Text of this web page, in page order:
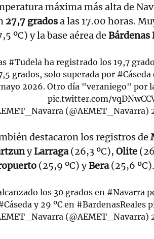
máxima más alta de
27,7 gradosa las 17.00 horas.
ºC) y la base aérea de Bárdenas
#Tudela ha registrado los 19,7
grados, solo superada por #Cáseda
2026. Otro día "veraniego" por
pic.twitter.com/
(@AEMET_Navarra)
destacaron los registros de
yLarraga(26,3 ºC), Olite
(25,9 ºC) yBera(25,6 ºC).
los 30 grados en #Navarra
y 29 ºC en #BardenasReales
(@AEMET_Navarra)